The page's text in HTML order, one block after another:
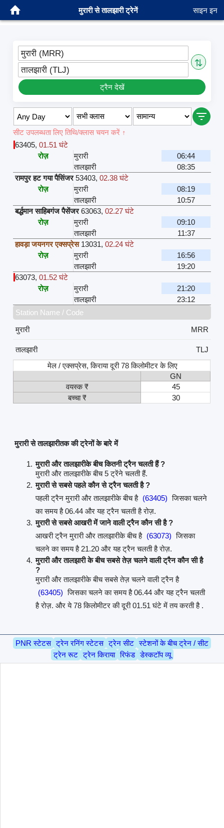
मुरारी से तालझारी ट्रेनें साइन इन
मुरारी (MRR)
⇅
तालझारी (TLJ)
ट्रैन देखें
सीट उपलब्धता लिए तिथि/क्लास चयन करें ↑
63405,01.51 घंटे
रोज़
मुरारी
06:44
तालझारी
08:35
रामपुर हट गया पैसिंजर 53403,02.38 घंटे
रोज़
मुरारी
08:19
तालझारी
10:57
बर्द्धमान साहिबगंज पैसेंजर 63063,02.27 घंटे
रोज़
मुरारी
09:10
तालझारी
11:37
हावड़ा जयनगर एक्सप्रेस 13031,02.24 घंटे
रोज़
मुरारी
16:56
तालझारी
19:20
63073,01.52 घंटे
रोज़
मुरारी
21:20
तालझारी
23:12
Station Name / Code
मुरारी
MRR
तालझारी
TLJ
मेल / एक्सप्रेस, किराया दूरी 78 किलोमीटर के लिए
GN
वयस्क ₹
45
बच्चा ₹
30
मुरारी से तालझारीतक की ट्रेनों के बारे में
मुरारी और तालझारीके बीच कितनी ट्रैन चलती हैं ?
मुरारी और तालझारीके बीच 5 ट्रेंने चलती हैं.
मुरारी से सबसे पहले कौन से ट्रैन चलती है ?
पहली ट्रैन मुरारी और तालझारीके बीच है (63405) जिसका चलने
का समय है 06.44 और यह ट्रैन चलती है रोज़.
मुरारी से सबसे आखरी में जाने वाली ट्रैन कौन सी है ?
आखरी ट्रैन मुरारी और तालझारीके बीच है (63073) जिसका
चलने का समय है 21.20 और यह ट्रैन चलती है रोज़.
मुरारी और तालझारी के बीच सबसे तेज़ चलने वाली ट्रैन कौन सी है
?
मुरारी और तालझारीके बीच सबसे तेज़ चलने वाली ट्रैन है
(63405) जिसका चलने का समय है 06.44 और यह ट्रैन चलती
है रोज़. और ये 78 किलोमीटर की दूरी 01.51 घंटे में तय करती है .
PNR स्टेटस ट्रेन रनिंग स्टेटस ट्रेन सीट स्टेशनों के बीच ट्रेन / सीट
ट्रेन रूट ट्रेन किराया रिफंड डेस्कटॉप व्यू